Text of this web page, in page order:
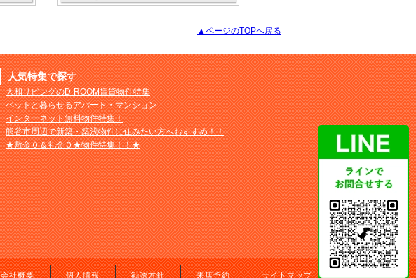
▲ページのTOPへ戻る
人気特集で探す
大和リビングのD-ROOM賃貸物件特集
ペットと暮らせるアパート・マンション
インターネット無料物件特集！
熊谷市周辺で新築・築浅物件に住みたい方へおすすめ！！
★敷金０＆礼金０★物件特集！！★
会社概要 個人情報 勧誘方針 来店予約 サイトマップ